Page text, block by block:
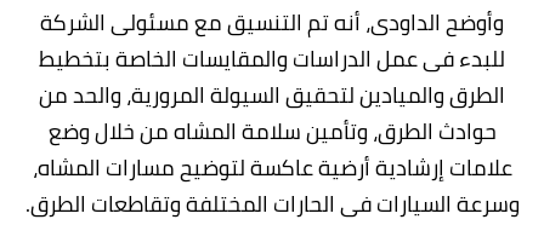
وأوضح الداودى، أنه تم التنسيق مع مسئولى الشركة
للبدء فى عمل الدراسات والمقايسات الخاصة بتخطيط
الطرق والميادين لتحقيق السيولة المرورية، والحد من
حوادث الطرق، وتأمين سلامة المشاه من خلال وضع
علامات إرشادية أرضية عاكسة لتوضيح مسارات المشاه،
وسرعة السيارات فى الحارات المختلفة وتقاطعات الطرق.